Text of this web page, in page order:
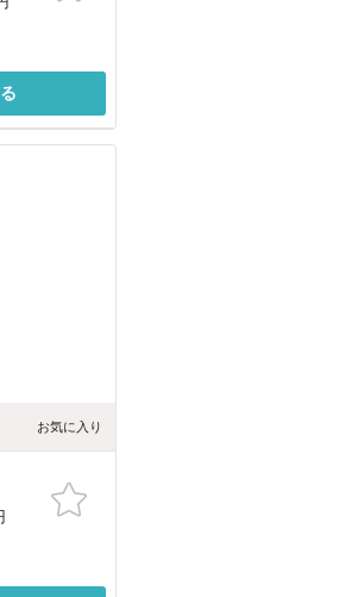
お気に入り